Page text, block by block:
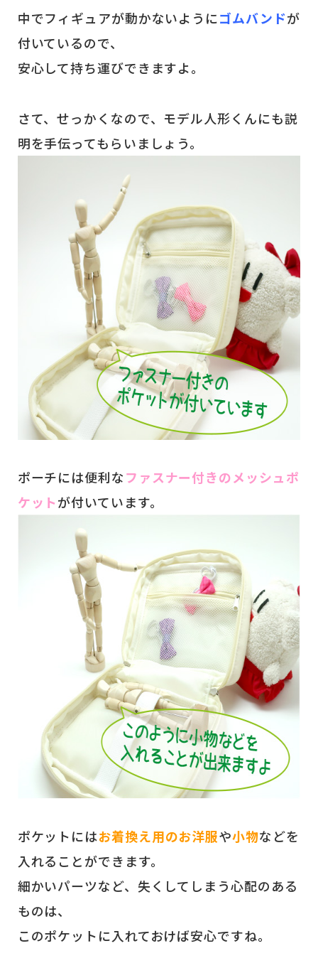
中でフィギュアが動かないようにゴムバンドが
付いているので、
安心して持ち運びできますよ。
さて、せっかくなので、モデル人形くんにも説
明を手伝ってもらいましょう。
ポーチには便利なファスナー付きのメッシュポ
ケットが付いています。
ポケットにはお着換え用のお洋服や小物などを
入れることができます。
細かいパーツなど、失くしてしまう心配のある
ものは、
このポケットに入れておけば安心ですね。